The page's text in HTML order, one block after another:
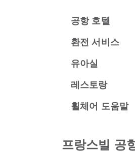
공항 호텔
환전 서비스
유아실
레스토랑
휠체어 도움말
프랑스빌 공